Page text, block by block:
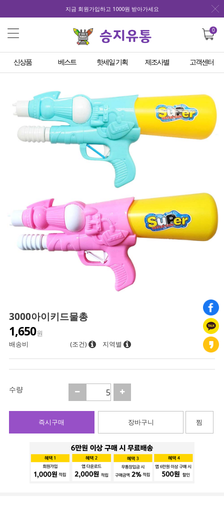
지금 회원가입하고 1000원 받아가세요
0
신상품 베스트 핫세일 기획 제조사별 고객센터
3000아이키드물총
1,650원
배송비
(조건) 지역별
수량
즉시구매 장바구니 찜